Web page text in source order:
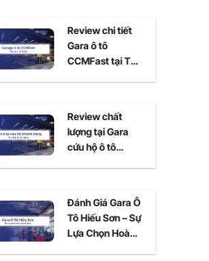
Review chi tiết
Gara ô tô
CCMFast tại Thủ
Review chất
lượng tại Gara
cứu hộ ô tô
Đánh Giá Gara Ô
Tô Hiếu Sơn – Sự
Lựa Chọn Hoàn